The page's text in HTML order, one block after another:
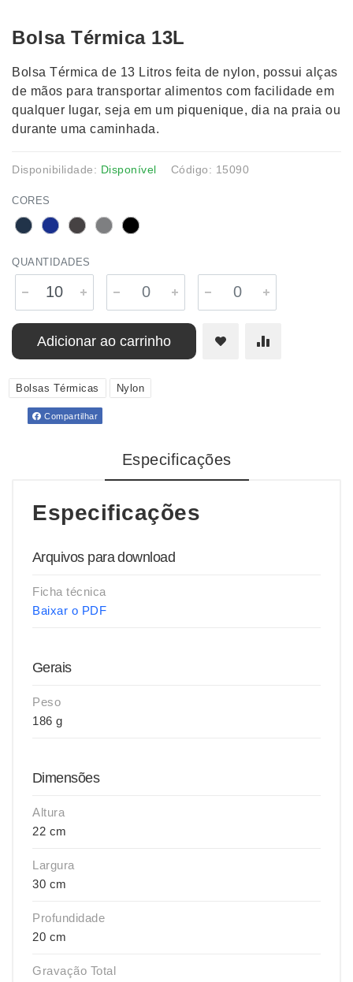
Bolsa Térmica 13L
Bolsa Térmica de 13 Litros feita de nylon, possui alças
de mãos para transportar alimentos com facilidade em
qualquer lugar, seja em um piquenique, dia na praia ou
durante uma caminhada.
Disponibilidade: Disponível Código: 15090
CORES
QUANTIDADES
Adicionar ao carrinho
Bolsas Térmicas Nylon
Compartilhar
Especificações
Especificações
Arquivos para download
Ficha técnica
Baixar o PDF
Gerais
Peso
186 g
Dimensões
Altura
22 cm
Largura
30 cm
Profundidade
20 cm
Gravação Total